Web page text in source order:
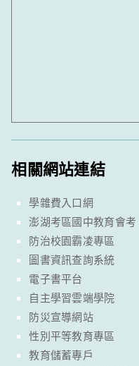
相關網站連結
學雜費入口網
澎湖考區國中教育會考
防治校園霸凌專區
圖書資訊查詢系統
電子書平台
自主學習雲端學院
防災宣導網站
性別平等教育專區
教育儲蓄專戶